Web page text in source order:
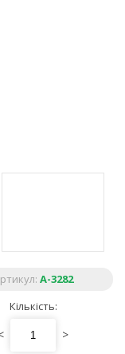
A-3282
Кількість:
>